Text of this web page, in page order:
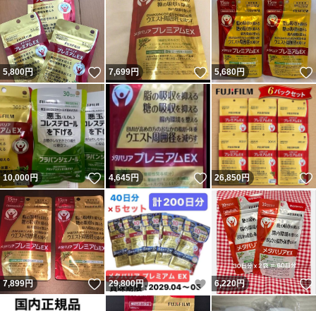
5,800円 いいね！
7,699円 いいね！
5,680円
10,000円 いいね！
4,645円 いいね！
26,850円
7,899円 いいね！
29,800円 いいね！
6,220円